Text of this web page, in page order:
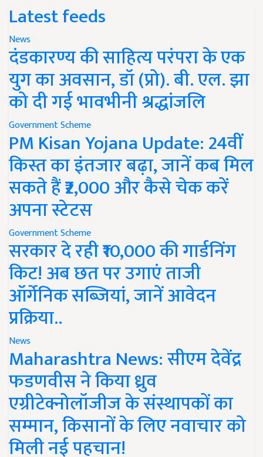
Latest feeds
News
दंडकारण्य की साहित्य परंपरा के एक
युग का अवसान, डॉ (प्रो). बी. एल. झा
को दी गई भावभीनी श्रद्धांजलि
Government Scheme
PM Kisan Yojana Update: 24वीं
किस्त का इंतजार बढ़ा, जानें कब मिल
सकते हैं ₹2,000 और कैसे चेक करें
अपना स्टेटस
Government Scheme
सरकार दे रही ₹10,000 की गार्डनिंग
किट! अब छत पर उगाएं ताजी
ऑर्गेनिक सब्जियां, जानें आवेदन
प्रक्रिया..
News
Maharashtra News: सीएम देवेंद्र
फडणवीस ने किया ध्रुव
एग्रीटेक्नोलॉजीज के संस्थापकों का
सम्मान, किसानों के लिए नवाचार को
मिली नई पहचान!